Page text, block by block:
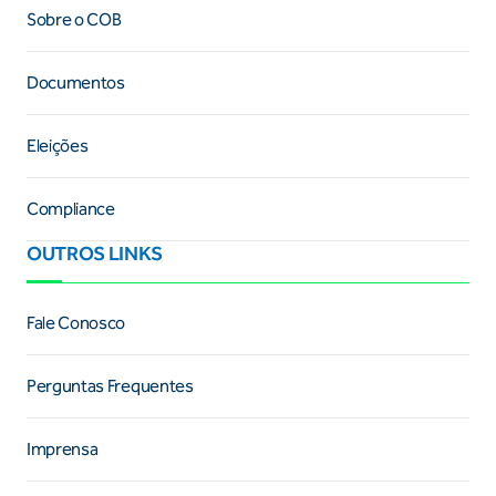
Sobre o COB
Documentos
Eleições
Compliance
OUTROS LINKS
Fale Conosco
Perguntas Frequentes
Imprensa